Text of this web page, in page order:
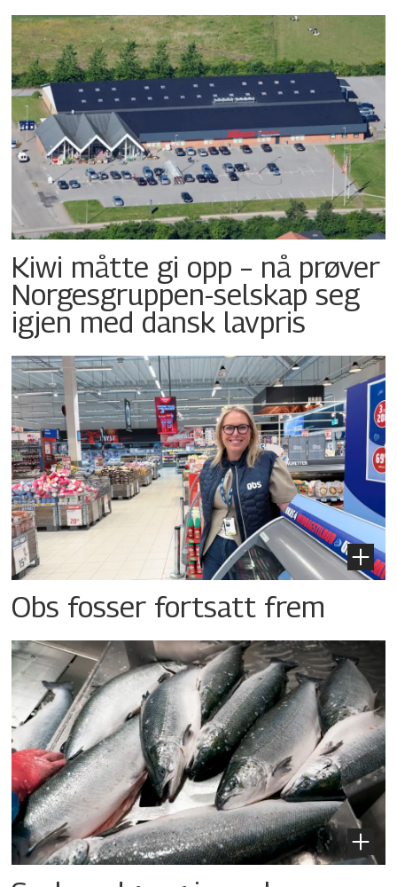
Kiwi måtte gi opp – nå prøver
Norgesgruppen-selskap seg
igjen med dansk lavpris
Obs fosser fortsatt frem